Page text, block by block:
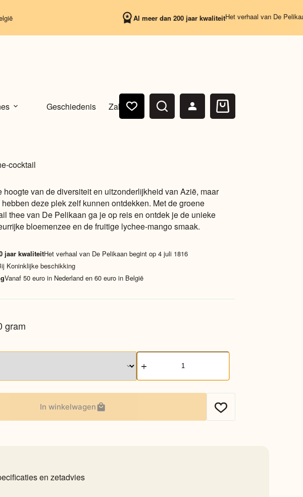
Al meer dan 200 jaar kwaliteitHet verhaal van De Pelikaan
Geschiedenis Zakelijk Winkelwagen
cocktail
hoogte van de diversiteit en uitzonderlijkheid van Azië, maar
deze plek zelf kunnen ontdekken. Met de groene
thee van De Pelikaan ga je op reis en ontdek je de unieke
bloemenzee en de fruitige lychee-mango smaak.
jaar kwaliteitHet verhaal van De Pelikaan begint op 4 juli 1816
Koninklijke beschikking
Vanaf 50 euro in Nederland en 60 euro in België
gram
Groene
Aziatische-
cocktail
In winkelwagen
en zetadvies